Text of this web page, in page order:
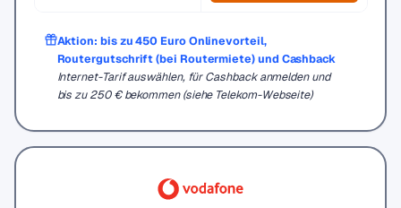
Aktion: bis zu 450 Euro Onlinevorteil,
Routergutschrift (bei Routermiete) und Cashback
Internet-Tarif auswählen, für Cashback anmelden und
bis zu 250 € bekommen (siehe Telekom-Webseite)